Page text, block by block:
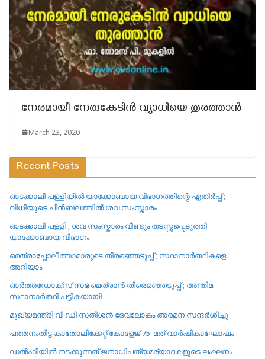
നേരമായീ നേരുകേടിൻ വ്യാധിയെ തുരത്താൻ
March 23, 2020
Recent Posts
ഓടക്കാലി പള്ളിയിൽ യാക്കോബായ വിഭാഗത്തിന്റെ എതിർപ്പ് ;
വിധിയുടെ പിൻബലത്തിൽ ശവ സംസ്കാരം
ഓടക്കാലി പള്ളി ; ശവ സംസ്കാരം വീണ്ടും തടസ്സപ്പെടുത്തി
യാക്കോബായ വിഭാഗം
മെത്രാപ്പോലീത്താമാരുടെ തിരഞ്ഞെടുപ്പ് ; സ്ഥാനാർത്ഥികളെ
അറിയാം
ഓർത്തഡോക്സ് സഭ മെത്രാൻ തിരെഞ്ഞെടുപ്പ് ; അന്തിമ
സ്ഥാനാർത്ഥി പട്ടികയായി
മുഖ്യമന്ത്രി വി ഡി സതീശൻ ദേവലോകം അരമന സന്ദർശിച്ചു
പത്തനംതിട്ട കാതോലിക്കേറ്റ്‌ കോളേജ്‌ 75-മത് വാർഷികാഘോഷം
ഡൽഹിയിൽ നടക്കുന്നത് ജനാധിപത്യമര്യാദകളുടെ ലംഘനം